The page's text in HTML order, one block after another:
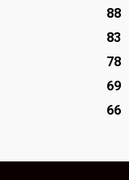
88
83
78
69
66